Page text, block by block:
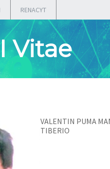
RENACYT
Vitae
VALENTIN PUMA
TIBERIO